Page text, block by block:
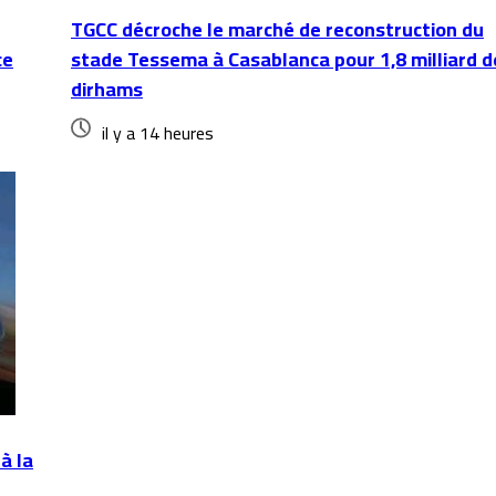
TGCC décroche le marché de reconstruction du
stade Tessema à Casablanca pour 1,8 milliard
dirhams
il y a 14 heures
la